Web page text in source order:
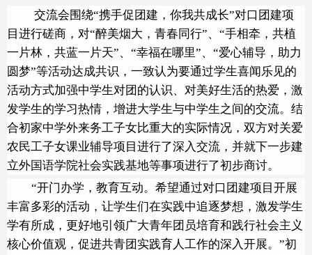
交流会围绕“携手促团建，你我共成长”对口团建项
目进行磋商，对“醉美烟大，青春同行”、“手相牵，共植
一片林，共蓝一片天”、“幸福在哪里”、“爱心辅导，助力
圆梦”等活动达成共识，一致认为要通过学生喜闻乐见的
活动方式加强中学生对团的认识、对美好生活的热爱，激
发学生的学习热情，增进大学生与中学生之间的交流。结
合初家中学外来务工子女比重大的实际情况，双方对关爱
农民工子女课业辅导项目进行了深入交流，并就下一步建
立外国语学院社会实践基地等事项进行了初步商讨。
“开门办学，教育互动。希望通过对口团建项目开展
丰富多彩的活动，让学生们在实践中追逐梦想，激发学生
学有所成，更好地引领广大青年团员培育和践行社会主义
核心价值观，促进共青团实践育人工作的深入开展。”初